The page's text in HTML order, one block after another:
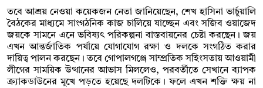
তবে আশ্রয় নেওয়া কয়েকজন নেতা জানিয়েছেন, শেখ হাসিনা ভার্চুয়ালি
বৈঠকের মাধ্যমে সাংগঠনিক কাজ চালিয়ে যাচ্ছেন এবং সজিব ওয়াজেদ
জয়কে সামনে এনে ভবিষ্যৎ পরিকল্পনা বাস্তবায়নের চেষ্টা করছেন। জয়
এখন আন্তর্জাতিক পর্যায়ে যোগাযোগ রক্ষা ও দলকে সংগঠিত করার
দায়িত্ব পালন করছেন। তবে গোপালগঞ্জে সাম্প্রতিক সহিংসতায় আওয়ামী
লীগের সাময়িক উত্থানের আভাস মিললেও, পরবর্তীতে সেখানে ব্যাপক
ক্র্যাকডাউনের মুখে পড়তে হয়েছে দলটিকে। ফলে এখন শক্তি ক্ষয় না